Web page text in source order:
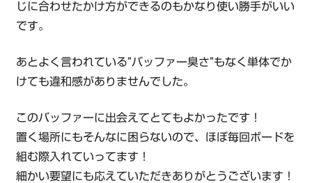
じに合わせたかけ方ができるのもかなり使い勝手がいい
です。
あとよく言われている”バッファー臭さ”もなく単体でか
けても違和感がありませんでした。
このバッファーに出会えてとてもよかったです！
置く場所にもそんなに困らないので、ほぼ毎回ボードを
組む際入れていってます！
細かい要望にも応えていただきありがとうございます！